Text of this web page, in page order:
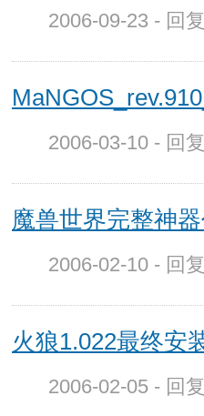
2006-09-23 - 回
2006-03-10 - 回
魔兽世界完整神
2006-02-10 - 回
火狼1.022最终安
2006-02-05 - 回